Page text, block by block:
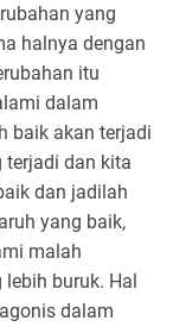
yang
halnya dengan
itu
dalam
baik akan terjadi
terjadi dan kita
dan jadilah
yang baik,
malah
buruk. Hal
dalam